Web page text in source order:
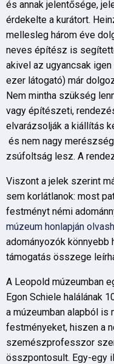
és annak jelentősége,
érdekelte a kurátort.
mellesleg három éve
neves építész is
akivel az ugyancsak
ezer látogató) már
Nem mintha szükség
vagy építészeti,
elvarázsolják a kiállítás
és nem nagy
zsúfoltság lesz. A
Viszont a jelek szerint
sem korlátlanok: most
festményt némi
múzeum honlapján
adományozók könnyebb
támogatás összege
A Leopold múzeumban
Egon Schiele halálának
a múzeumban alapból is
festményeket, hiszen a
szemészprofesszor
összpontosult. Egy-egy